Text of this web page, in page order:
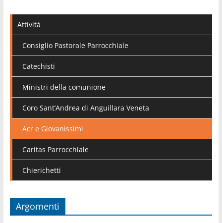
Attività
Consiglio Pastorale Parrocchiale
Catechisti
Ministri della comunione
Coro Sant’Andrea di Anguillara Veneta
Acr e Giovanissimi
Caritas Parrocchiale
Chierichetti
Argomenti